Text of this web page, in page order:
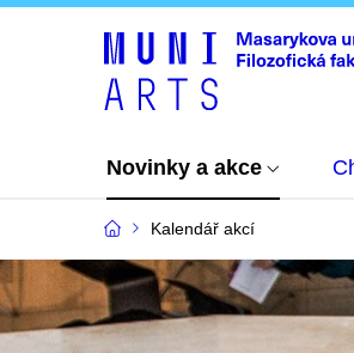
Novinky a akce
Kalendář akcí